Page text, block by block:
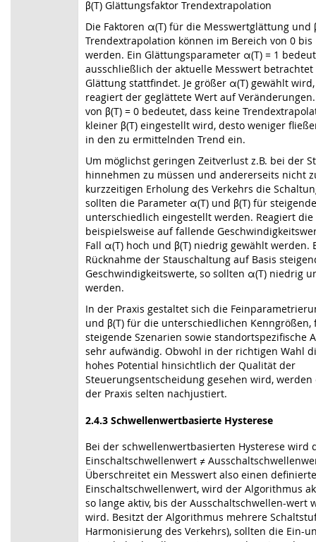
β(T) Glättungsfaktor Trendextrapolation
Die Faktoren α(T) für die Messwertglättung und
Trendextrapolation können im Bereich von 0
werden. Ein Glättungsparameter α(T) = 1
ausschließlich der aktuelle Messwert
Glättung stattfindet. Je größer α(T) gewählt
reagiert der geglättete Wert auf
von β(T) = 0 bedeutet, dass keine
kleiner β(T) eingestellt wird, desto weniger
in den zu ermittelnden Trend ein.
Um möglichst geringen Zeitverlust z.B. bei der
hinnehmen zu müssen und andererseits nicht
kurzzeitigen Erholung des Verkehrs die
sollten die Parameter α(T) und β(T) für
unterschiedlich eingestellt werden. Reagiert
beispielsweise auf fallende
Fall α(T) hoch und β(T) niedrig gewählt werden.
Rücknahme der Stauschaltung auf Basis
Geschwindigkeitswerte, so sollten α(T) niedrig
werden.
In der Praxis gestaltet sich die
und β(T) für die unterschiedlichen
steigende Szenarien sowie standortspezifische
sehr aufwändig. Obwohl in der richtigen Wahl
hohes Potential hinsichtlich der Qualität der
Steuerungsentscheidung gesehen wird,
der Praxis selten nachjustiert.
2.4.3 Schwellenwertbasierte Hysterese
Bei der schwellenwertbasierten Hysterese wird
Einschaltschwellenwert ≠
Überschreitet ein Messwert also einen
Einschaltschwellenwert, wird der Algorithmus
so lange aktiv, bis der Ausschaltschwellen-wert
wird. Besitzt der Algorithmus mehrere
Harmonisierung des Verkehrs), sollten die Ein-